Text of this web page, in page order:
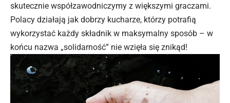
skutecznie współzawodniczymy z większymi graczami.
Polacy działają jak dobrzy kucharze, którzy potrafią
wykorzystać każdy składnik w maksymalny sposób – w
końcu nazwa „solidarność” nie wzięła się znikąd!